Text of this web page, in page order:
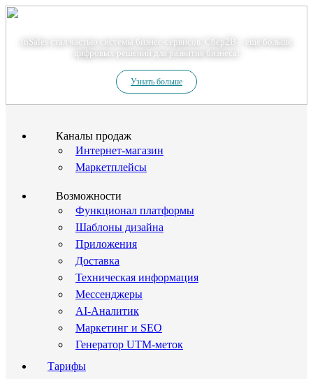
inSales стал частью системы бизнес-сервисов. Сбер2В – еще больше
цифровых решений для развития бизнеса!
Узнать больше
Каналы продаж
Интернет-магазин
Маркетплейсы
Возможности
Функционал платформы
Шаблоны дизайна
Приложения
Доставка
Техническая информация
Мессенджеры
AI-Аналитик
Маркетинг и SEO
Генератор UTM-меток
Тарифы